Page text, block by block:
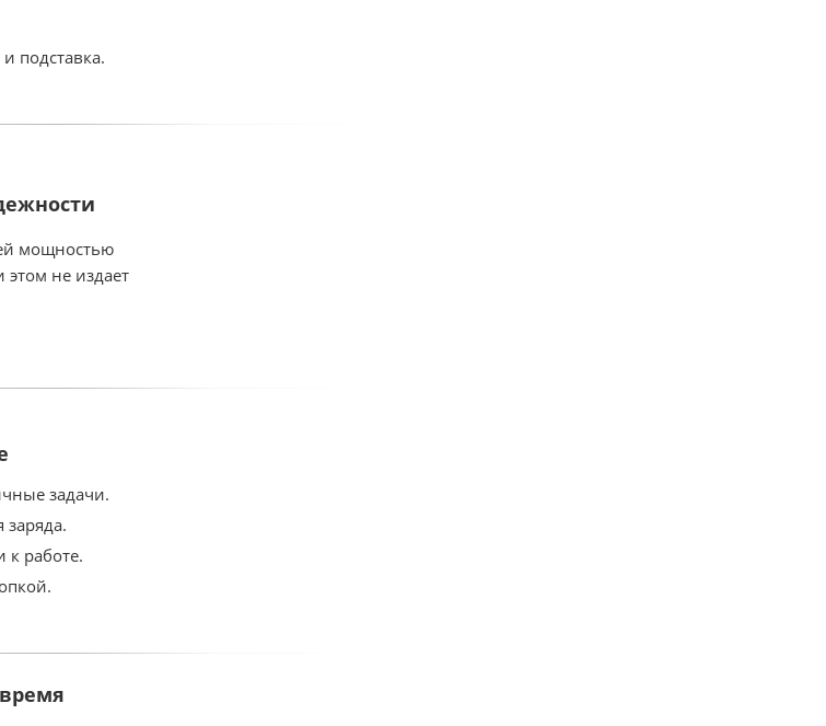
подставка.
мощностью
этом не издает
задачи.
заряда.
к работе.